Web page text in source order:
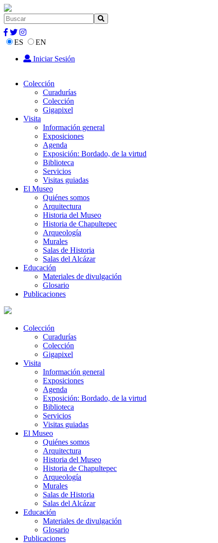
ES
EN
Iniciar Sesión
Colección
Curadurías
Colección
Gigapixel
Visita
Información general
Exposiciones
Agenda
Exposición: Bordado, de la virtud
Biblioteca
Servicios
Visitas guiadas
El Museo
Quiénes somos
Arquitectura
Historia del Museo
Historia de Chapultepec
Arqueología
Murales
Salas de Historia
Salas del Alcázar
Educación
Materiales de divulgación
Glosario
Publicaciones
Colección
Curadurías
Colección
Gigapixel
Visita
Información general
Exposiciones
Agenda
Exposición: Bordado, de la virtud
Biblioteca
Servicios
Visitas guiadas
El Museo
Quiénes somos
Arquitectura
Historia del Museo
Historia de Chapultepec
Arqueología
Murales
Salas de Historia
Salas del Alcázar
Educación
Materiales de divulgación
Glosario
Publicaciones